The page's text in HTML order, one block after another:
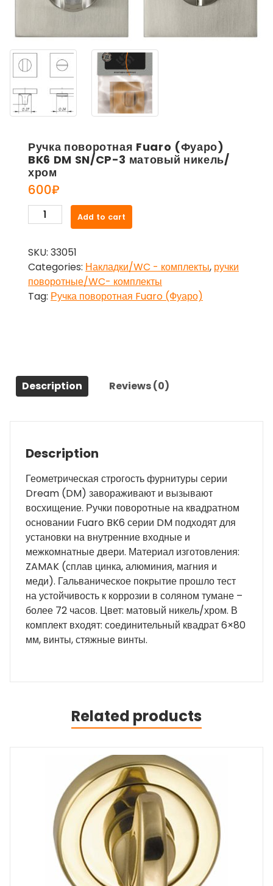
Ручка поворотная Fuaro (Фуаро)
BK6 DM SN/CP-3 матовый никель/
хром
600₽
Ручка
поворотная
(Фуаро)
BK6
DM
SN/CP-
quantity
Add to cart
SKU: 33051
Categories: Накладки/WC - комплекты, ручки
поворотные/WC- комплекты
Tag: Ручка поворотная Fuaro (Фуаро)
Description Reviews (0)
Description
Геометрическая строгость фурнитуры серии
Dream (DM) завораживают и вызывают
восхищение. Ручки поворотные на квадратном
основании Fuaro BK6 серии DM подходят для
установки на внутренние входные и
межкомнатные двери. Материал изготовления:
ZAMAK (сплав цинка, алюминия, магния и
меди). Гальваническое покрытие прошло тест
на устойчивость к коррозии в соляном тумане –
более 72 часов. Цвет: матовый никель/хром. В
комплект входят: соединительный квадрат 6×80
мм, винты, стяжные винты.
Related products